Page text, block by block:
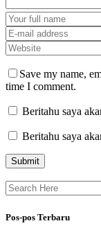
Save my name,
time I comment.
Beritahu saya
Beritahu saya
Search
for:
Pos-pos Terbaru